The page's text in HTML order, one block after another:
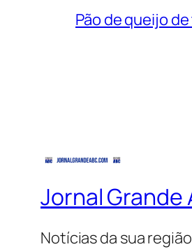
Pão de queijo
Jornal Grande
Notícias da sua região